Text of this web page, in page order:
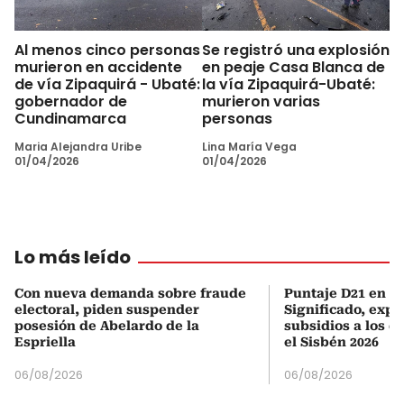
Al menos cinco personas
murieron en accidente
de vía Zipaquirá - Ubaté:
gobernador de
Cundinamarca
Maria Alejandra Uribe
01/04/2026
Se registró una explosión
en peaje Casa Blanca de
la vía Zipaquirá-Ubaté:
murieron varias
personas
Lina María Vega
01/04/2026
Lo más leído
Con nueva demanda sobre fraude
electoral, piden suspender
posesión de Abelardo de la
Espriella
06/08/2026
Puntaje D21 en
Significado,
subsidios a los
el Sisbén 2026
06/08/2026